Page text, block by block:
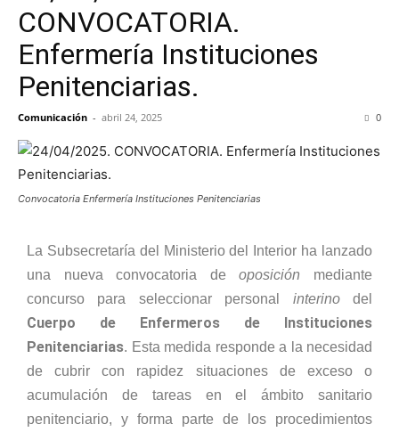
CONVOCATORIA.
Enfermería Instituciones
Penitenciarias.
Comunicación - abril 24, 2025 0
Convocatoria Enfermería Instituciones Penitenciarias
La Subsecretaría del Ministerio del Interior ha lanzado
una nueva convocatoria deoposición mediante
concurso para seleccionar personal interinodel
Cuerpo de Enfermeros de Instituciones
Penitenciarias. Esta medida responde a la necesidad
de cubrir con rapidez situaciones de exceso o
acumulación de tareas en el ámbito sanitario
penitenciario, y forma parte de los procedimientos